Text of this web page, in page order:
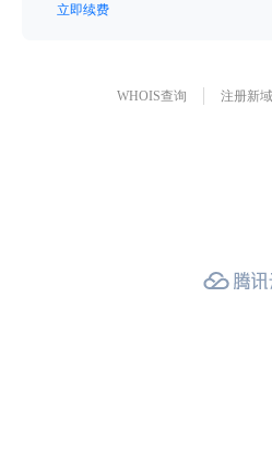
立即续费
WHOIS查询 注册新